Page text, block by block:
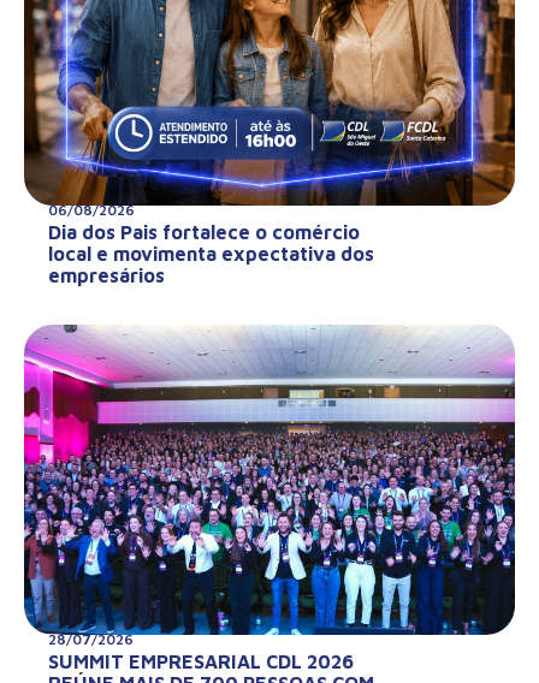
06/08/2026
Dia dos Pais fortalece o comércio
local e movimenta expectativa dos
empresários
28/07/2026
SUMMIT EMPRESARIAL CDL 2026